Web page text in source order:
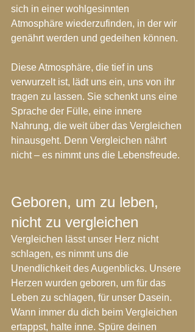
sich in einer wohlgesinnten
Atmosphäre wiederzufinden, in der wir
genährt werden und gedeihen können.
Diese Atmosphäre, die tief in uns
verwurzelt ist, lädt uns ein, uns von ihr
tragen zu lassen. Sie schenkt uns eine
Sprache der Fülle, eine innere
Nahrung, die weit über das Vergleichen
hinausgeht. Denn Vergleichen nährt
nicht – es nimmt uns die Lebensfreude.
Geboren, um zu leben,
nicht zu vergleichen
Vergleichen lässt unser Herz nicht
schlagen, es nimmt uns die
Unendlichkeit des Augenblicks. Unsere
Herzen wurden geboren, um für das
Leben zu schlagen, für unser Dasein.
Wann immer du dich beim Vergleichen
ertappst, halte inne. Spüre deinen